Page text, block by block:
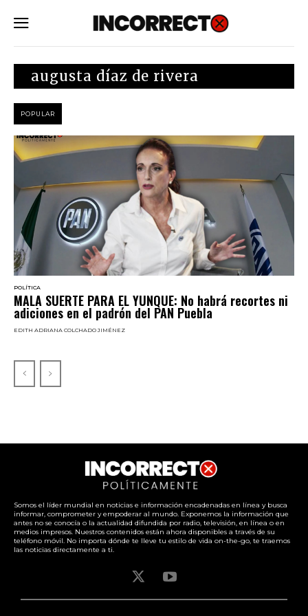
augusta díaz de rivera
POPULAR
POLÍTICA
MALA SUERTE PARA EL YUNQUE: No habrá recortes ni
adiciones en el padrón del PAN Puebla
EDITH ADRIANA COLCHADO JIMÉNEZ
Somos el líder mundial en noticias e información encadenadas en línea y busca
informar, comprometer y empoderar al mundo. Exponemos la información que
antes no se conocía o la actualidad difundida por radio, televisión, en línea o en
medios impresos. Nuestros contenidos están ahora disponibles a través de su
teléfono móvil. No importa dónde te lleve tu estilo de vida on-the-go, te traemos
las noticias directamente a ti.